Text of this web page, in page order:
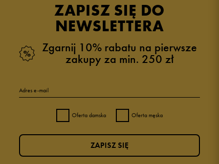
ZAPISZ SIĘ DO
NEWSLETTERA
Zgarnij 10% rabatu na pierwsze
zakupy za min. 250 zł
Adres e-mail
Oferta damska Oferta męska
ZAPISZ SIĘ